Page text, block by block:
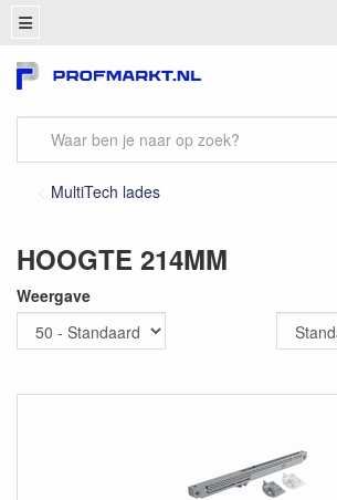
MultiTech lades
HOOGTE 214MM
Weergave